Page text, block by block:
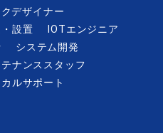
宮崎県
デザイナー
設置
IOTエンジニア
システム開発
テナンススタッフ
ルサポート